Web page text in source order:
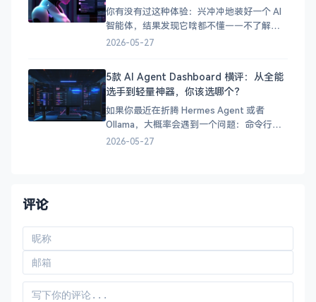
你有没有过这种体验：兴冲冲地装好一个 AI
智能体，结果发现它啥都不懂——不了解你
的项目、不了解你的习惯、不了解你的技术
问题而生的。这个开源智能体框架的核心理
念很简单：让 AI 在几分钟内了解你，而不是
让你等
2026-05-27
5款 AI Agent Dashboard 横评：从全能
选手到轻量神器，你该选哪个？
如果你最近在折腾 Hermes Agent 或者
Ollama，大概率会遇到一个问题：命令行用
着爽，但总想有个 Web 界面可以随时看看状
2026-05-27
评论